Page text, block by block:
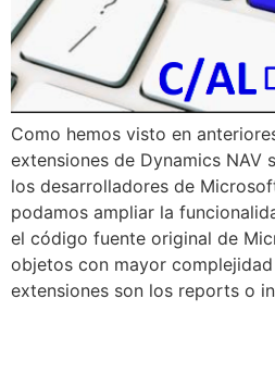
Como hemos visto en
extensiones de Dynamics NAV
los desarrolladores de
podamos ampliar la
el código fuente original de
objetos con mayor
extensiones son los reports o